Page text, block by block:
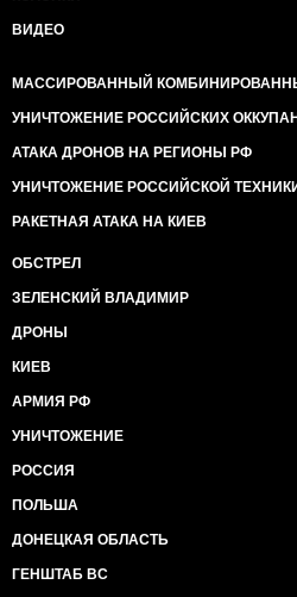
ВИДЕО
МАССИРОВАННЫЙ
УНИЧТОЖЕНИЕ РОССИЙСКИХ
АТАКА ДРОНОВ НА РЕГИОНЫ РФ
УНИЧТОЖЕНИЕ РОССИЙСКОЙ
РАКЕТНАЯ АТАКА НА КИЕВ
ОБСТРЕЛ
ЗЕЛЕНСКИЙ ВЛАДИМИР
ДРОНЫ
КИЕВ
АРМИЯ РФ
УНИЧТОЖЕНИЕ
РОССИЯ
ПОЛЬША
ДОНЕЦКАЯ ОБЛАСТЬ
ГЕНШТАБ ВС